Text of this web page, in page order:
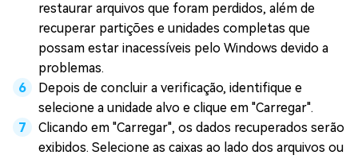
restaurar arquivos que foram perdidos, além de
recuperar partições e unidades completas que
possam estar inacessíveis pelo Windows devido a
problemas.
Depois de concluir a verificação, identifique e
selecione a unidade alvo e clique em "Carregar".
Clicando em "Carregar", os dados recuperados serão
exibidos. Selecione as caixas ao lado dos arquivos ou